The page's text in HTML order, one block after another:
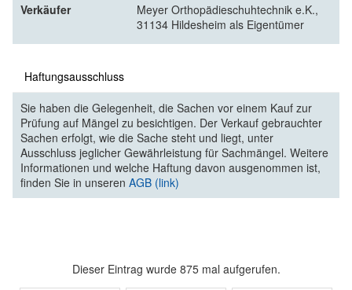
Verkäufer
Meyer Orthopädieschuhtechnik e.K.,
31134 Hildesheim als Eigentümer
Haftungsausschluss
Sie haben die Gelegenheit, die Sachen vor einem Kauf zur
Prüfung auf Mängel zu besichtigen. Der Verkauf gebrauchter
Sachen erfolgt, wie die Sache steht und liegt, unter
Ausschluss jeglicher Gewährleistung für Sachmängel. Weitere
Informationen und welche Haftung davon ausgenommen ist,
finden Sie in unseren AGB (link)
Dieser Eintrag wurde 875 mal aufgerufen.